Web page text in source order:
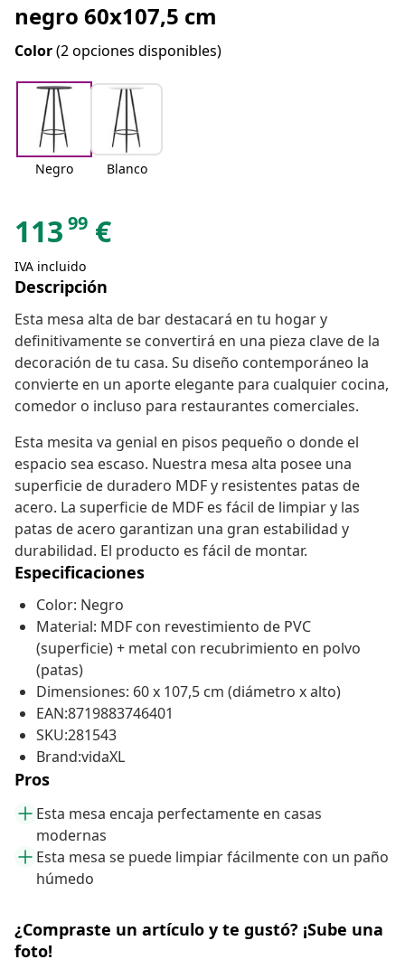
negro 60x107,5 cm
Color(2 opciones disponibles)
Negro Blanco
113 99 €
IVA incluido
Descripción
Esta mesa alta de bar destacará en tu hogar y
definitivamente se convertirá en una pieza clave de la
decoración de tu casa. Su diseño contemporáneo la
convierte en un aporte elegante para cualquier cocina,
comedor o incluso para restaurantes comerciales.
Esta mesita va genial en pisos pequeño o donde el
espacio sea escaso. Nuestra mesa alta posee una
superficie de duradero MDF y resistentes patas de
acero. La superficie de MDF es fácil de limpiar y las
patas de acero garantizan una gran estabilidad y
durabilidad. El producto es fácil de montar.
Especificaciones
Color: Negro
Material: MDF con revestimiento de PVC
(superficie) + metal con recubrimiento en polvo
(patas)
Dimensiones: 60 x 107,5 cm (diámetro x alto)
EAN:8719883746401
SKU:281543
Brand:vidaXL
Pros
Esta mesa encaja perfectamente en casas
modernas
Esta mesa se puede limpiar fácilmente con un paño
húmedo
¿Compraste un artículo y te gustó? ¡Sube una
foto!